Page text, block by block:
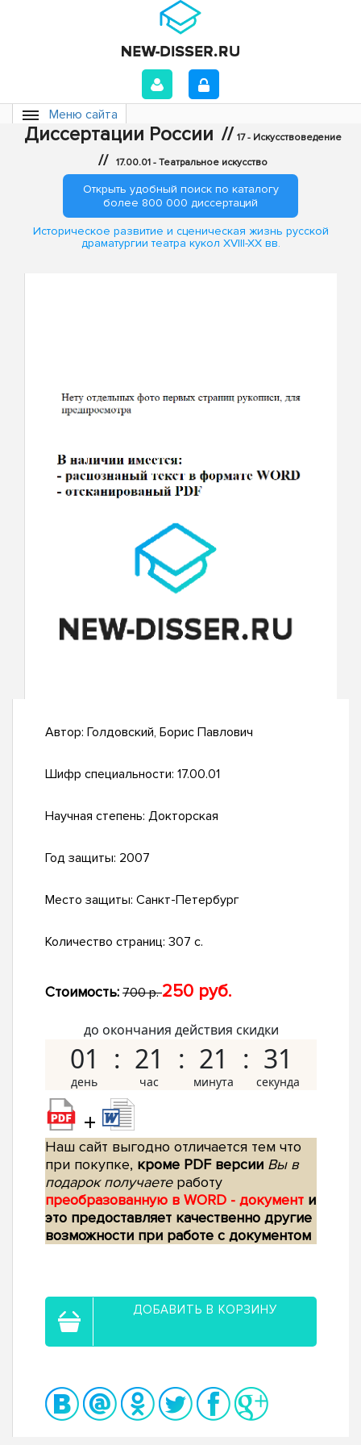
Меню сайта
Диссертации России // 17 - Искусствоведение
// 17.00.01 - Театральное искусство
Открыть удобный поиск по каталогу
более 800 000 диссертаций
Историческое развитие и сценическая жизнь русской
драматургии театра кукол XVIII-XX вв.
Автор: Голдовский, Борис Павлович
Шифр специальности: 17.00.01
Научная степень: Докторская
Год защиты: 2007
Место защиты: Санкт-Петербург
Количество страниц: 307 с.
Стоимость: 700 р.250 руб.
до окончания действия скидки
01 21 21 30
+
Наш сайт выгодно отличается тем что
при покупке, кроме PDF версии Вы в
подарок получаетеработу
преобразованную в WORD - документ и
это предоставляет качественно другие
возможности при работе с документом
ДОБАВИТЬ В КОРЗИНУ